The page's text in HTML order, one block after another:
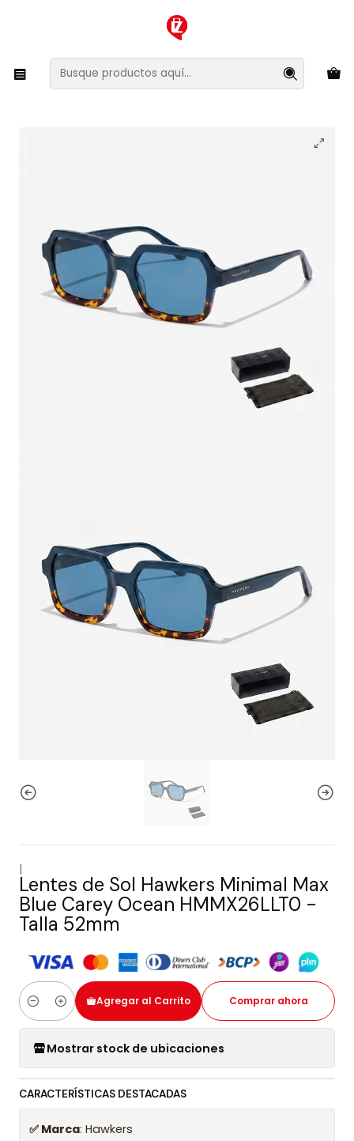
XMAS SALE ¡Compra antes de que la oferta termine!
Lentes y Accesorios Lentes de Sol
Lentes de Sol Hawkers Minimal Max Blue Carey Ocean
HMMX26LLT0 - Talla 52mm
|
Lentes de Sol Hawkers Minimal Max
Blue Carey Ocean HMMX26LLT0 -
Talla 52mm
Cantidad
Agregar al Carrito Comprar ahora
Mostrar stock de ubicaciones
CARACTERÍSTICAS DESTACADAS
✅ Marca: Hawkers